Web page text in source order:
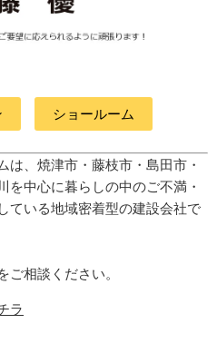
ショールーム
は、焼津市・藤枝市・島田市・
を中心に暮らしの中のご不満・
ている地域密着型の建設会社で
ご相談ください。
ラ